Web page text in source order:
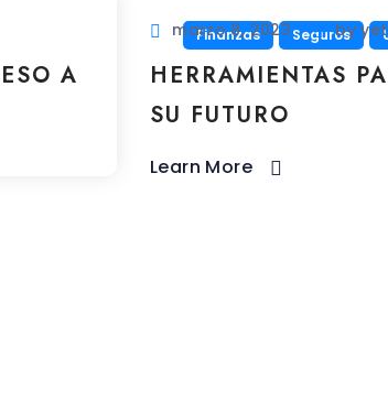
A
Finanzas Seguros
marzo 8, 2023 by
HERRAMIENTAS
SU FUTURO
Learn More